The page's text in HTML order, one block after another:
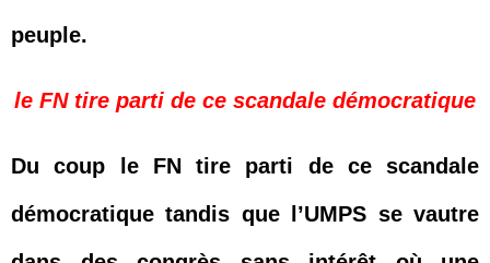
peuple.
le FN tire parti de ce scandale démocratique
Du coup le FN tire parti de ce scandale
démocratique tandis que l’UMPS se vautre